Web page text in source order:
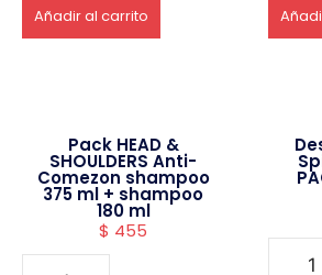
Añadir al carrito
Pack HEAD &
SHOULDERS Anti-
Comezon shampoo
375 ml + shampoo
180 ml
$ 455